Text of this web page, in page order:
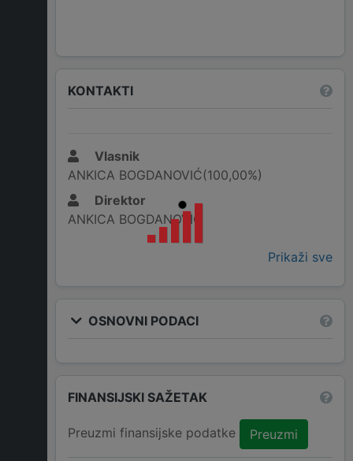
KONTAKTI
Vlasnik
ANKICA BOGDANOVIĆ(100,00%)
Direktor
ANKICA BOGDANOVIĆ
Prikaži sve
OSNOVNI PODACI
FINANSIJSKI SAŽETAK
Preuzmi finansijske podatke Preuzmi